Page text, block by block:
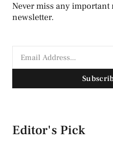
Never miss any
newsletter.
Editor's Pick